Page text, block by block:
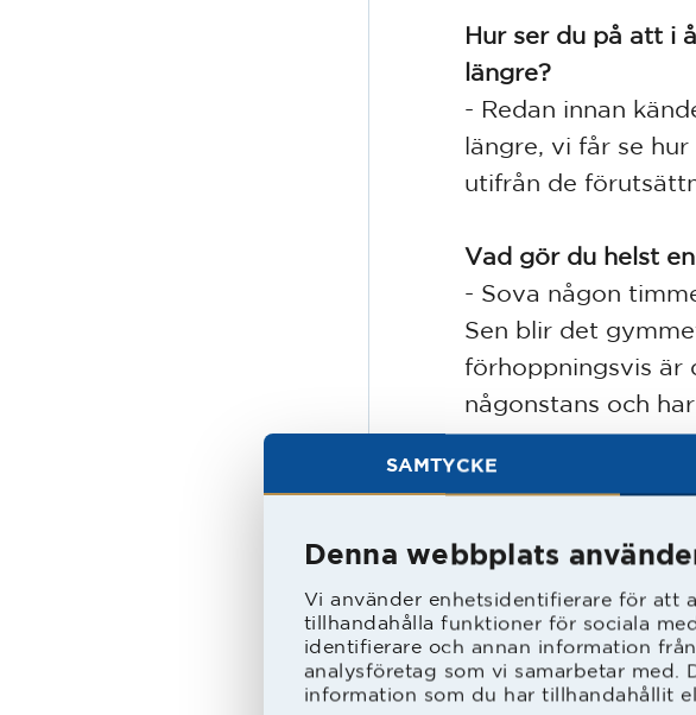
SAMTYCKE
Denna webbplats
Vi använder enhetsidentifierare för att
tillhandahålla funktioner för sociala
identifierare och annan information
analysföretag som vi samarbetar med.
information som du har tillhandahållit
Hur ser du på att i
längre?
- Redan innan
längre, vi får se
utifrån de
Vad gör du helst
- Sova någon
Sen blir det
förhoppningsvis är
någonstans och
Vad lyssnar du för
det blir mycket
nära.
Vad betyder HBK
- Betyder